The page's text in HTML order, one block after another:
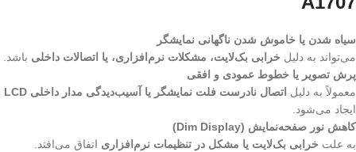
سیاه شدن یا خاموش شدن ناگهانی نمایشگر
می‌تواند به دلیل خرابی بک‌لایت، مشکلات نرم‌افزاری، یا اتصالات داخلی باشد.
پرش تصویر یا خطوط عمودی و افقی
معمولاً به دلیل اتصال نادرست فلت نمایشگر یا آسیب‌دیدگی مدار داخلی LCD
ایجاد می‌شود.
کاهش نور صفحه‌نمایش (Dim Display)
به علت خرابی بک‌لایت یا مشکل در تنظیمات نرم‌افزاری اتفاق می‌افتد.